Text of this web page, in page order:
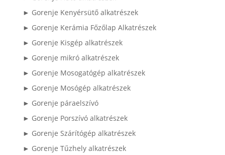
► Gorenje Kenyérsütő alkatrészek
► Gorenje Kerámia Főzőlap Alkatrészek
► Gorenje Kisgép alkatrészek
► Gorenje mikró alkatrészek
► Gorenje Mosogatógép alkatrészek
► Gorenje Mosógép alkatrészek
► Gorenje páraelszívó
► Gorenje Porszívó alkatrészek
► Gorenje Szárítógép alkatrészek
► Gorenje Tűzhely alkatrészek